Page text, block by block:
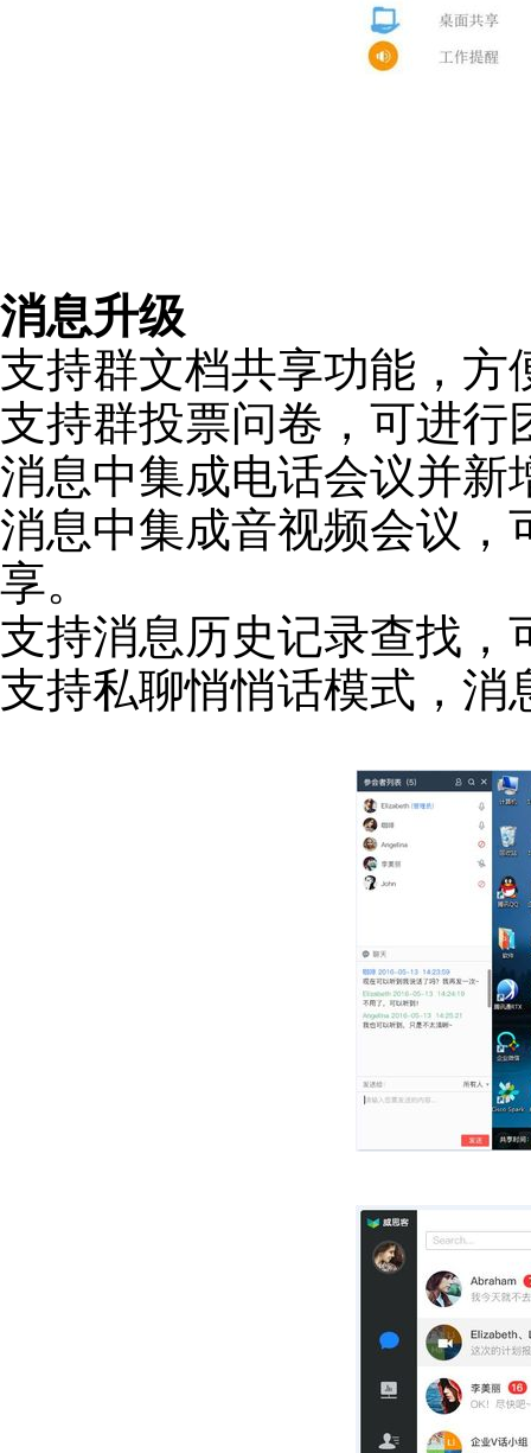
消息升级
支持群文档共享功能，方
支持群投票问卷，可进行
消息中集成电话会议并新
消息中集成音视频会议，
享。
支持消息历史记录查找，
支持私聊悄悄话模式，